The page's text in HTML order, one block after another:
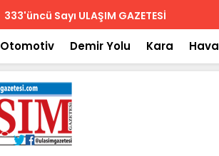
Biletler 12 saatte iade
Otomotiv Demir Yolu Kara Hava